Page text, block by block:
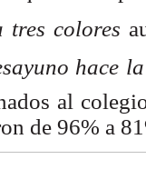
tres colores 
hace
al
de 96% a